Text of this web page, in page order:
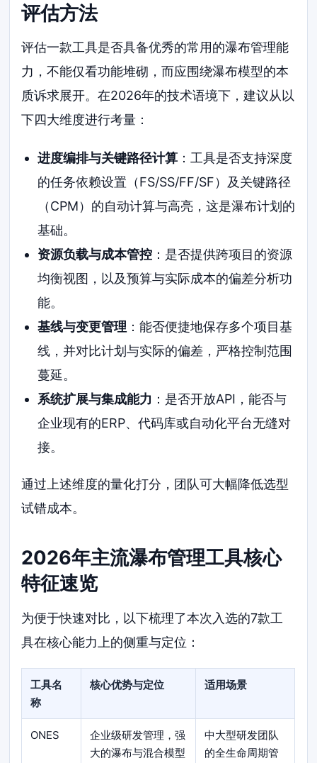
评估方法
评估一款工具是否具备优秀的常用的瀑布管理能
力，不能仅看功能堆砌，而应围绕瀑布模型的本
质诉求展开。在2026年的技术语境下，建议从以
下四大维度进行考量：
进度编排与关键路径计算：工具是否支持深度
的任务依赖设置（FS/SS/FF/SF）及关键路径
（CPM）的自动计算与高亮，这是瀑布计划的
基础。
资源负载与成本管控：是否提供跨项目的资源
均衡视图，以及预算与实际成本的偏差分析功
能。
基线与变更管理 ：能否便捷地保存多个项目基
线，并对比计划与实际的偏差，严格控制范围
蔓延。
系统扩展与集成能力 ：是否开放API，能否与
企业现有的ERP、代码库或自动化平台无缝对
接。
通过上述维度的量化打分，团队可大幅降低选型
试错成本。
2026年主流瀑布管理工具核心
特征速览
为便于快速对比，以下梳理了本次入选的7款工
具在核心能力上的侧重与定位：
工具名
称
核心优势与定位 适用场景
ONES
企业级研发管理，强
大的瀑布与混合模型
中大型研发团队
的全生命周期管